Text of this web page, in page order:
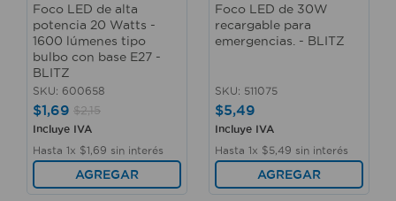
Foco LED de alta
potencia 20 Watts -
1600 lúmenes tipo
bulbo con base E27 -
BLITZ
SKU: 600658
$1,69 $2,15
Incluye IVA
Hasta 1x $1 69 sin interés
AGREGAR
Foco LED de 30W
recargable para
emergencias. - BLITZ
SKU: 511075
$5,49
Incluye IVA
Hasta 1x $5 49 sin interés
AGREGAR